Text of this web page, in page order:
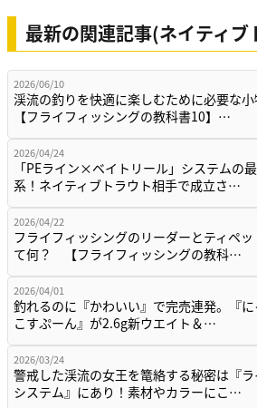
最新の関連記事(ネイティブ
2026/06/10
渓流の釣りを快適に楽しむために必要な
【フライフィッシングの教科書10】…
2026/04/24
「PEライン×ベイトリール」システムの
系！ネイティブトラウト相手で成立さ…
2026/04/22
フライフィッシングのリーダーとティペッ
て何？ 【フライフィッシングの教科…
2026/04/01
釣れるのに『かわいい』で完売連発。『に
こすぷーん』が2.6g新ウエイト＆…
2026/03/24
警戒した渓流の女王を篭絡する秘密は『ラ
システム』にあり！素材やカラーにこ…